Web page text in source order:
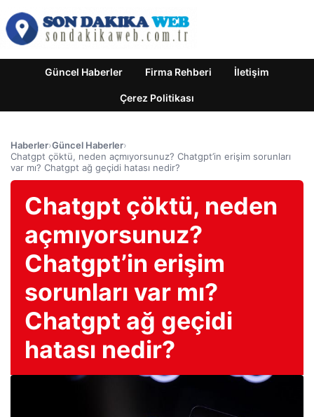
Güncel Haberler Firma Rehberi İletişim
Çerez Politikası
Haberler›Güncel Haberler›
Chatgpt çöktü, neden açmıyorsunuz? Chatgpt’in erişim sorunları
var mı? Chatgpt ağ geçidi hatası nedir?
Chatgpt çöktü, neden
açmıyorsunuz?
Chatgpt’in erişim
sorunları var mı?
Chatgpt ağ geçidi
hatası nedir?